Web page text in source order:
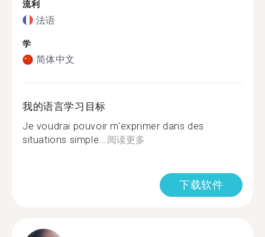
流利
法语
学
简体中文
我的语言学习目标
Je voudrai pouvoir m'exprimer dans des
situations simple...阅读更多
下载软件